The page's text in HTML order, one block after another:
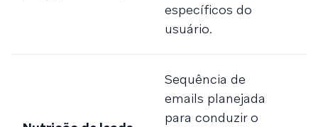
específicos do
usuário.
Sequência de
emails planejada
para conduzir o